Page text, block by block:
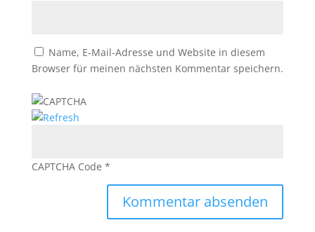
Name, E-Mail-Adresse und Website in diesem
Browser für meinen nächsten Kommentar speichern.
CAPTCHA Code *